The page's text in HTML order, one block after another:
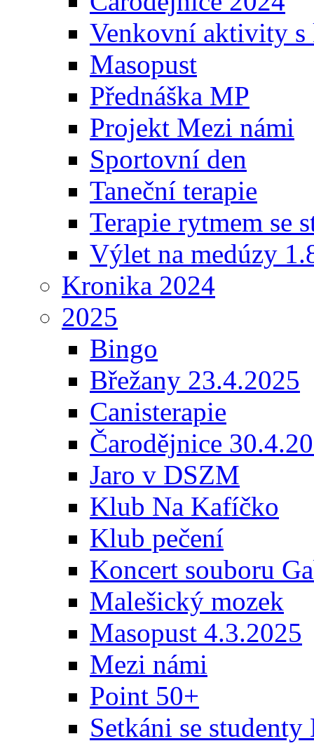
Venkovní aktivity
Masopust
Přednáška MP
Projekt Mezi námi
Sportovní den
Taneční terapie
Terapie rytmem se
Výlet na medúzy
Kronika 2024
2025
Bingo
Břežany 23.4.2025
Canisterapie
Čarodějnice
Jaro v DSZM
Klub Na Kafíčko
Klub pečení
Koncert souboru
Malešický mozek
Masopust 4.3.2025
Mezi námi
Point 50+
Setkáni se